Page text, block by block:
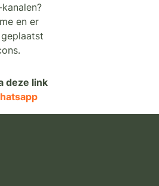
en er
deze link